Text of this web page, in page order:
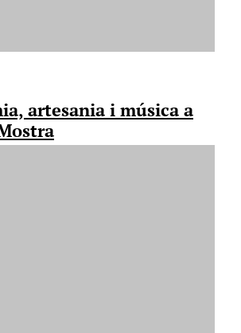
artesania i música a